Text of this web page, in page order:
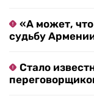
«А может,
судьбу
Стало